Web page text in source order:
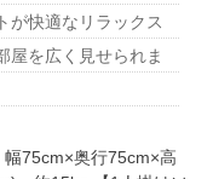
が快適なリラックス
屋を広く見せられま
幅75cm×奥行75cm×高